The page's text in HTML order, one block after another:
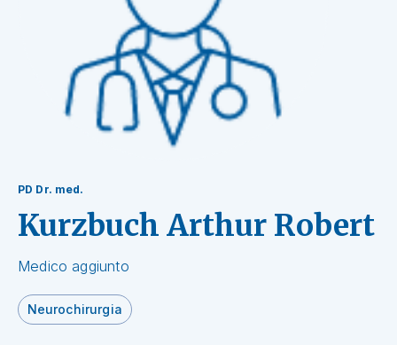
PD Dr. med.
Kurzbuch Arthur Robert
Medico aggiunto
Neurochirurgia